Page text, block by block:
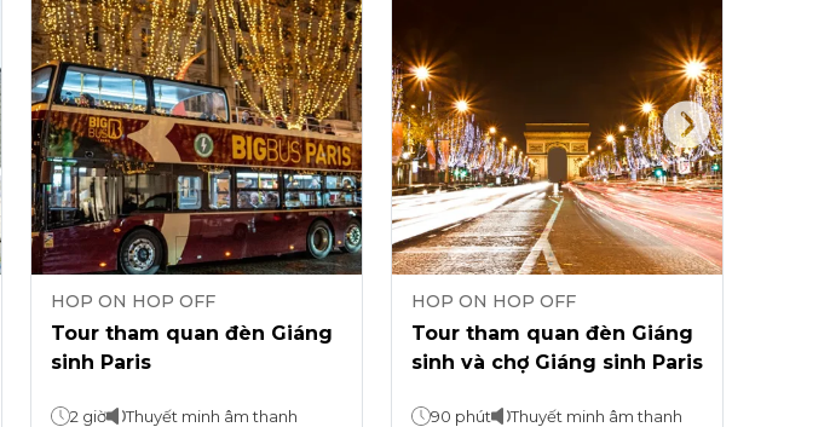
HOP ON HOP OFF
Tour tham quan đèn Giáng
sinh Paris
2 giờ Thuyết minh âm thanh
HOP ON HOP OFF
Tour tham quan đèn Giáng
sinh và chợ Giáng sinh Paris
90 phút Thuyết minh âm thanh